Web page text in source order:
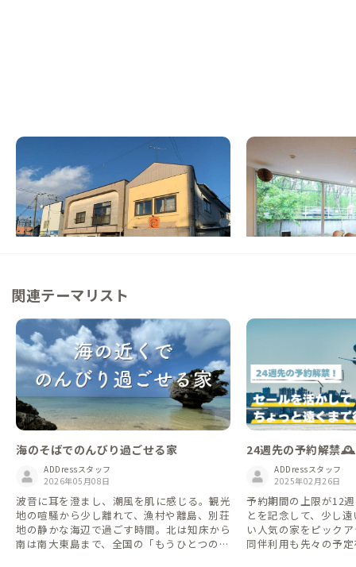
北海道 ゲストハウス
【世界三大夕日の幣舞橋近く】港町・釧路で
景色と食を味わう暮らし
この家からの距離 106km
帯広B邸
北海道 シェアハウス
【バス停目の前】農
が広がるシェアハウ
この家からの距離 165km
関連テーマリスト
海のそばでのんびり過ごせる家
ADDressスタッフ
2026年05月08日
波音に耳を澄まし、潮風を肌に感じる。観光
地の喧騒から少し離れて、漁村や離島、別荘
地の静かな海辺で過ごす時間。北は知床から
南は南大東島まで、全国の「もうひとつの海
24週先の予約解禁
割/セールを活かし
を楽しみませんか
ADDressスタッフ
2025年02月26日
予約期間の上限が12
とを記念して、少し
い人気の家をピック
同伴利用も先々の予